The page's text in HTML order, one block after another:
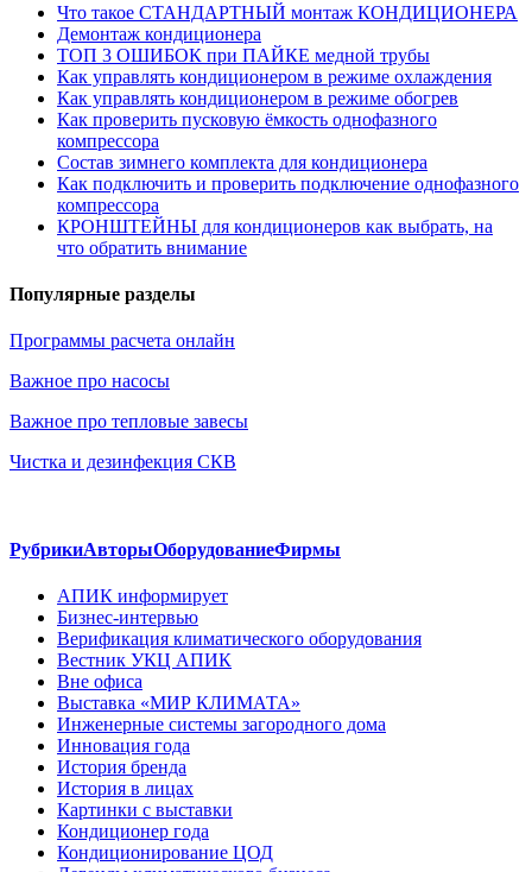
Что такое СТАНДАРТНЫЙ монтаж КОНДИЦИОНЕРА
Демонтаж кондиционера
ТОП 3 ОШИБОК при ПАЙКЕ медной трубы
Как управлять кондиционером в режиме охлаждения
Как управлять кондиционером в режиме обогрев
Как проверить пусковую ёмкость однофазного
компрессора
Состав зимнего комплекта для кондиционера
Как подключить и проверить подключение однофазного
компрессора
КРОНШТЕЙНЫ для кондиционеров как выбрать, на
что обратить внимание
Популярные разделы
Программы расчета онлайн
Важное про насосы
Важное про тепловые завесы
Чистка и дезинфекция СКВ
РубрикиАвторыОборудованиеФирмы
АПИК информирует
Бизнес-интервью
Верификация климатического оборудования
Вестник УКЦ АПИК
Вне офиса
Выставка «МИР КЛИМАТА»
Инженерные системы загородного дома
Инновация года
История бренда
История в лицах
Картинки с выставки
Кондиционер года
Кондиционирование ЦОД